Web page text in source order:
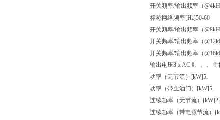
开关频率/输出频率（
标称网络频率[Hz]50-60
开关频率/输出频率（
开关频率/输出频率（
开关频率/输出频率（
输出电压3 x AC 0。。。
功率（无节流）[kW]5.
功率（带主油门）[kW]5.
连续功率（无节流）
连续功率（带电源节流）